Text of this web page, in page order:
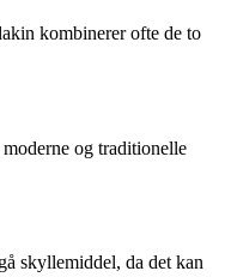
kombinerer ofte de to
og traditionelle
skyllemiddel, da det kan